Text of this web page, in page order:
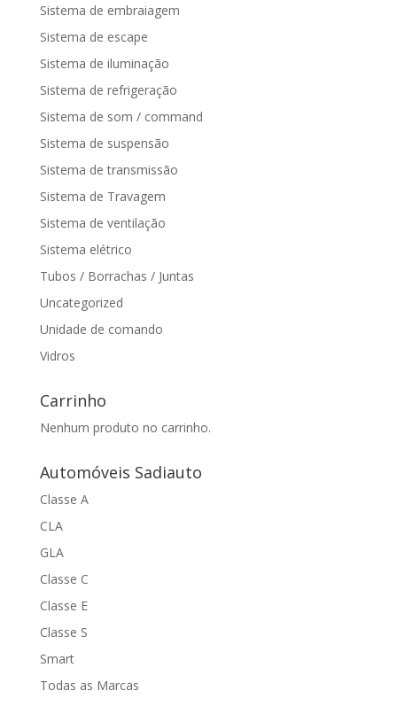
Sistema de embraiagem
Sistema de escape
Sistema de iluminação
Sistema de refrigeração
Sistema de som / command
Sistema de suspensão
Sistema de transmissão
Sistema de Travagem
Sistema de ventilação
Sistema elétrico
Tubos / Borrachas / Juntas
Uncategorized
Unidade de comando
Vidros
Carrinho
Nenhum produto no carrinho.
Automóveis Sadiauto
Classe A
CLA
GLA
Classe C
Classe E
Classe S
Smart
Todas as Marcas